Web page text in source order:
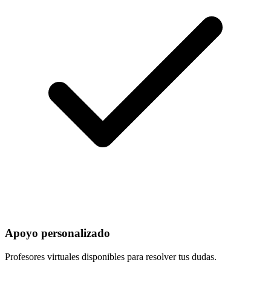
Apoyo personalizado
Profesores virtuales disponibles para resolver tus dudas.